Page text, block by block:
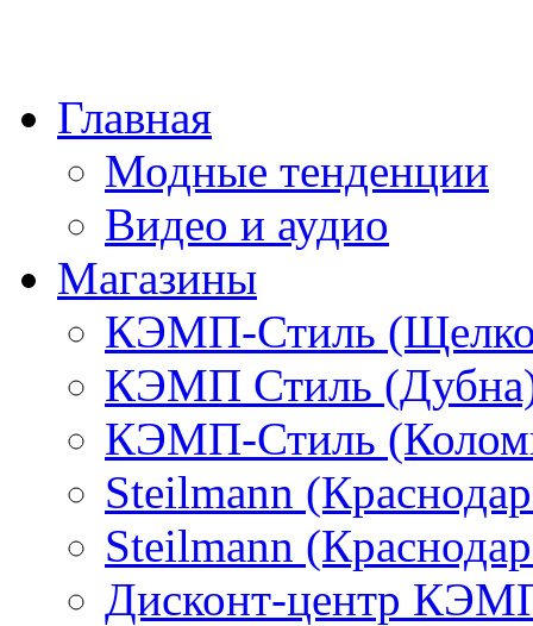
Главная
Модные тенденции
Видео и аудио
Магазины
КЭМП-Стиль
КЭМП Стиль
КЭМП-Стиль
Steilmann
Steilmann
Дисконт-центр